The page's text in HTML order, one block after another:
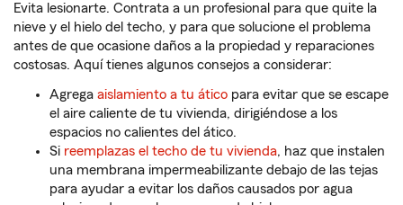
Evita lesionarte. Contrata a un profesional para que quite la
nieve y el hielo del techo, y para que solucione el problema
antes de que ocasione daños a la propiedad y reparaciones
costosas. Aquí tienes algunos consejos a considerar:
Agrega aislamiento a tu ático para evitar que se escape
el aire caliente de tu vivienda, dirigiéndose a los
espacios no calientes del ático.
Si reemplazas el techo de tu vivienda, haz que instalen
una membrana impermeabilizante debajo de las tejas
para ayudar a evitar los daños causados por agua